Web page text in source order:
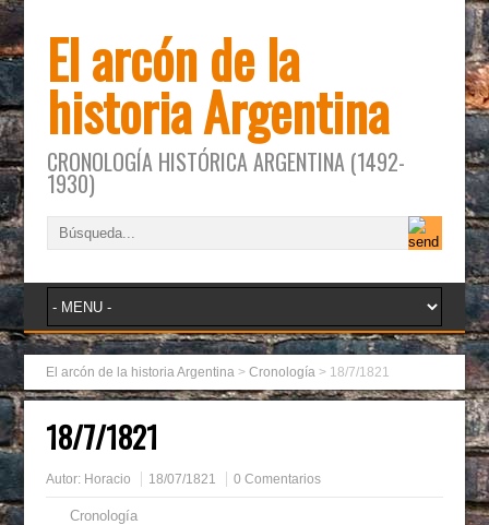
El arcón de la
historia Argentina
CRONOLOGÍA HISTÓRICA ARGENTINA (1492-
1930)
El arcón de la historia Argentina >Cronología > 18/7/1821
18/7/1821
Autor: Horacio 18/07/1821 0 Comentarios
Cronología